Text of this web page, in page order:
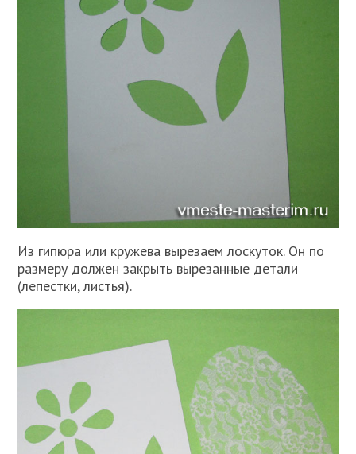
Из гипюра или кружева вырезаем лоскуток. Он по
размеру должен закрыть вырезанные детали
(лепестки, листья).